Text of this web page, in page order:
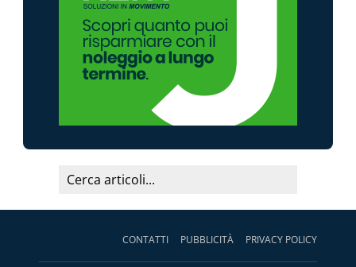
CONTATTI PUBBLICITÀ PRIVACY POLICY